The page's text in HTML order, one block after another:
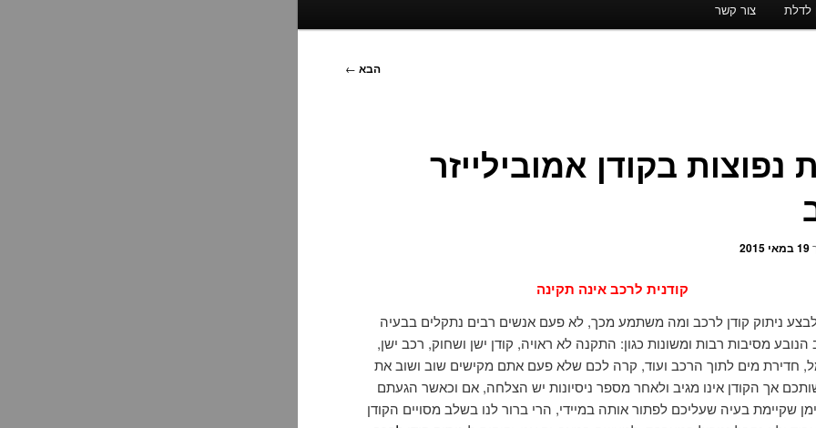
לדלת צור קשר
הבא ←
נפוצות בקודן אמובילייזר
19 במאי 2015
קודנית לרכב אינה תקינה
ניתוק קודן לרכב ומה משתמע מכך, לא פעם אנשים רבים נתקלים בבעיה
הנובע מסיבות רבות ומשונות כגון: התקנה לא ראויה, קודן ישן ושחוק, רכב ישן,
חדירת מים לתוך הרכב ועוד, קרה לכם שלא פעם אתם מקישים שוב ושוב את
אך הקודן אינו מגיב ולאחר מספר ניסיונות יש הצלחה, אם וכאשר הגעתם
שקיימת בעיה שעליכם לפתור אותה במיידי, הרי ברור לנו בשלב מסויים הקודן